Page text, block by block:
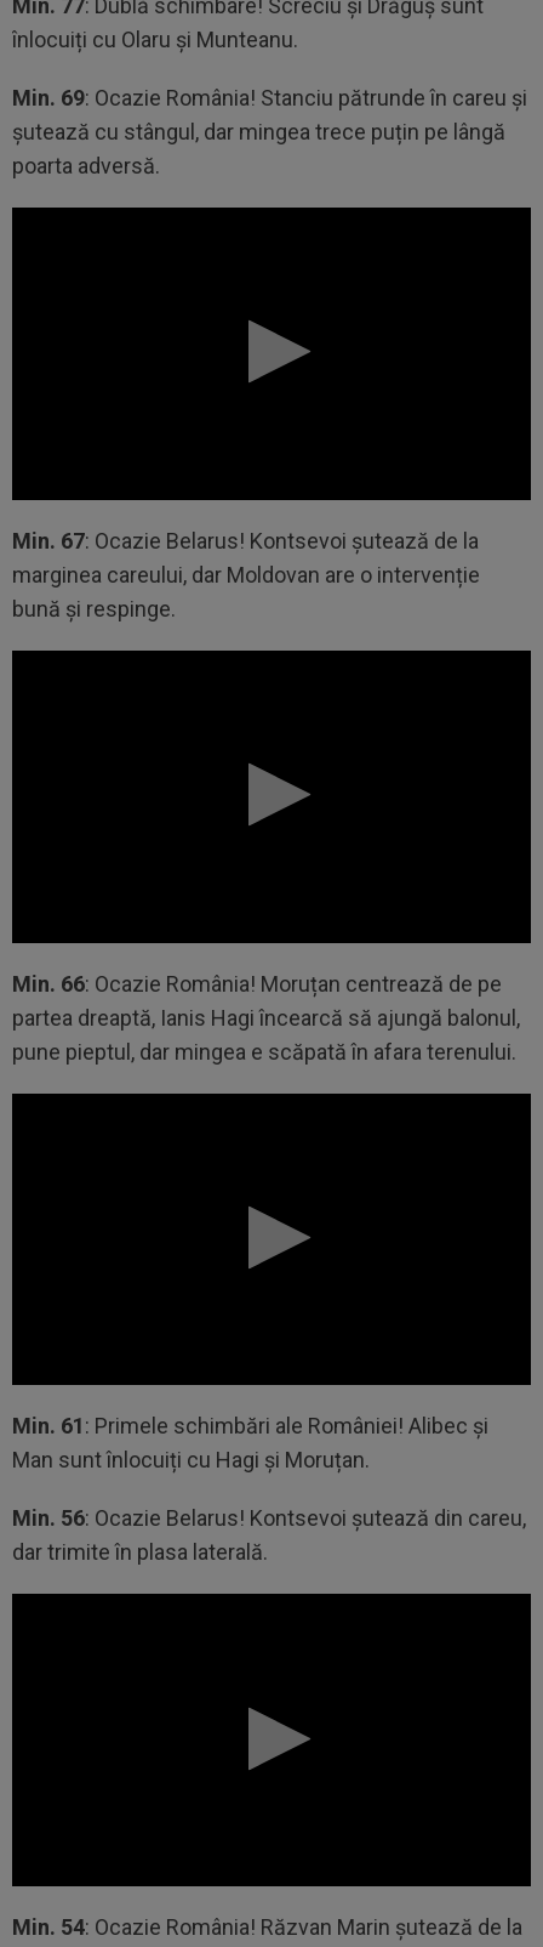
Min. 77: Dublă schimbare! Screciu și Drăguș sunt
înlocuiți cu Olaru și Munteanu.
Min. 69: Ocazie România! Stanciu pătrunde în careu și
șutează cu stângul, dar mingea trece puțin pe lângă
poarta adversă.
Min. 67: Ocazie Belarus! Kontsevoi șutează de la
marginea careului, dar Moldovan are o intervenție
bună și respinge.
Min. 66: Ocazie România! Moruțan centrează de pe
partea dreaptă, Ianis Hagi încearcă să ajungă balonul,
pune pieptul, dar mingea e scăpată în afara terenului.
Min. 61: Primele schimbări ale României! Alibec și
Man sunt înlocuiți cu Hagi și Moruțan.
Min. 56: Ocazie Belarus! Kontsevoi șutează din careu,
dar trimite în plasa laterală.
Min. 54: Ocazie România! Răzvan Marin șutează de la